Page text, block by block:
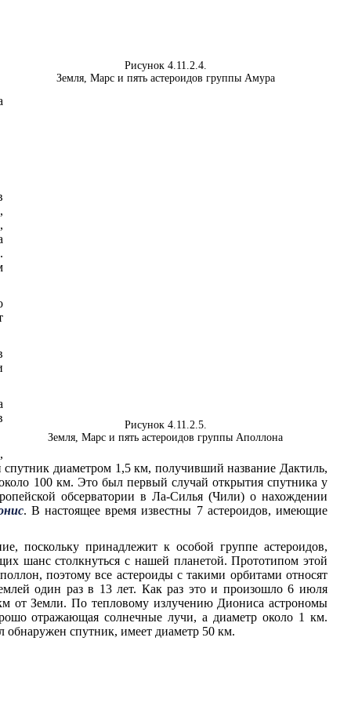
Рисунок 4.11.2.4.
Земля, Марс и пять астероидов группы Амура
Рисунок 4.11.2.5.
Земля, Марс и пять астероидов группы Аполлона
диаметром 1,5 км, получивший название Дактиль,
100 км. Это был первый случай открытия спутника у
обсерватории в Ла-Силья (Чили) о нахождении
. В настоящее время известны 7 астероидов, имеющие
поскольку принадлежит к особой группе астероидов,
шанс столкнуться с нашей планетой. Прототипом этой
поэтому все астероиды с такими орбитами относят
один раз в 13 лет. Как раз это и произошло 6 июля
от Земли. По тепловому излучению Диониса астрономы
отражающая солнечные лучи, а диаметр около 1 км.
спутник, имеет диаметр 50 км.